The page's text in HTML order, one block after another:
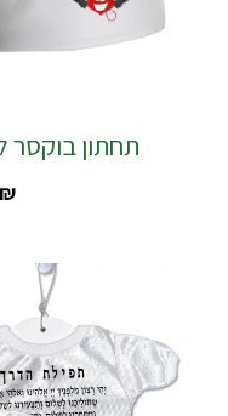
תחתון בוקסר
₪